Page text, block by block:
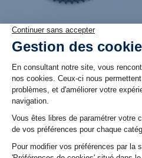
Produit en stock. Livraison 48H
Couronne arrière bi-matière
Dents) pour Husqvarna
Norden 901